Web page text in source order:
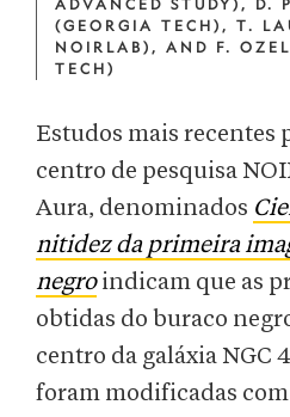
ADVANCED STUDY), D.
(GEORGIA TECH), T.
NOIRLAB), AND F.
TECH)
Estudos mais recentes
centro de pesquisa
Aura, denominados
nitidez da primeira
negro indicam que as
obtidas do buraco
centro da galáxia NGC
foram modificadas